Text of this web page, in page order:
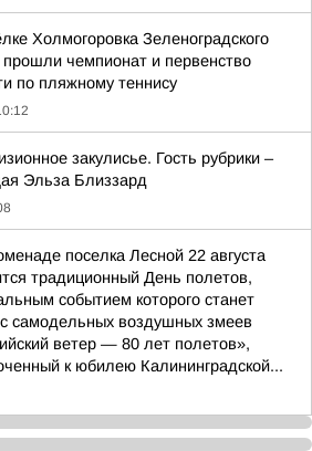
Холмогоровка Зеленоградского
прошли чемпионат и первенство
по пляжному теннису
закулисье. Гость рубрики –
Эльза Близзард
поселка Лесной 22 августа
традиционный День полетов,
событием которого станет
самодельных воздушных змеев
ветер — 80 лет полетов»,
к юбилею Калининградской...